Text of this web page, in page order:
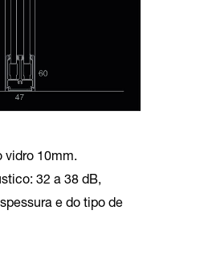
vidro 10mm.
32 a 38 dB,
e do tipo de